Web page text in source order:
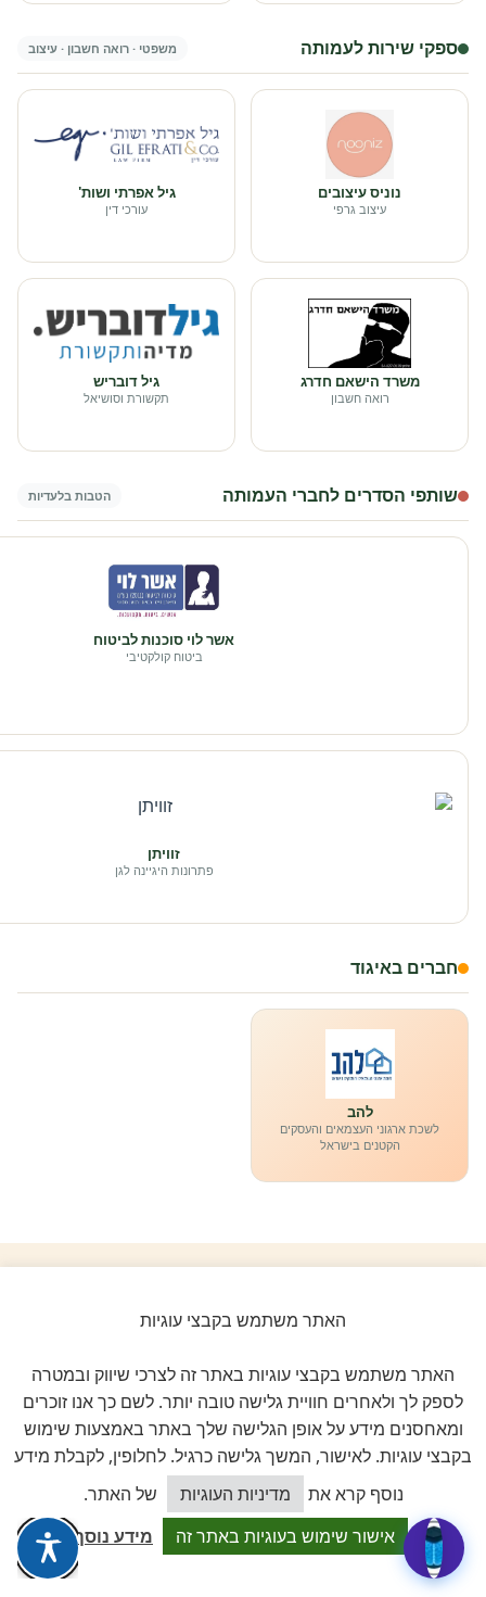
ספקי שירות לעמותה משפטי · רואה חשבון · עיצוב
נוניס עיצובים
עיצוב גרפי
גיל אפרתי ושות'
עורכי דין
משרד הישאם חדרג
רואה חשבון
גיל דובריש
תקשורת וסושיאל
שותפי הסדרים לחברי העמותה הטבות בלעדיות
אשר לוי סוכנות לביטוח
ביטוח קולקטיבי
זוויתן
פתרונות היגיינה לגן
חברים באיגוד
להב
לשכת ארגוני העצמאים והעסקים
הקטנים בישראל
ביקורות אמיתיות ב-GOOGLE
★★★★★על בסיס11 ביקורות מאומתות
לכל הביקורות ב-Google
D
Dalia attia
האתר משתמש בקבצי עוגיות
האתר משתמש בקבצי עוגיות באתר זה לצרכי שיווק ובמטרה
לספק לך ולאחרים חוויית גלישה טובה יותר. לשם כך אנו זוכרים
ומאחסנים מידע על אופן הגלישה שלך באתר באמצעות שימוש
בקבצי עוגיות. לאישור, המשך גלישה כרגיל. לחלופין, לקבלת מידע
נוסף קרא את
מדיניות העוגיות
של האתר.
אישור שימוש בעוגיות באתר זה
מידע נוסף
כיצד אוכל לסייע?